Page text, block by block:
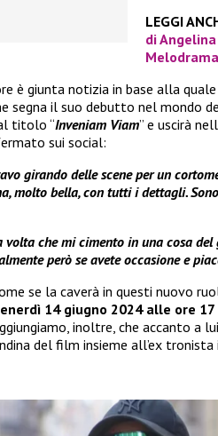
LEGGI
di
è giunta notizia in base alla quale
segna il suo debutto nel mondo
titolo “Inveniam Viam” e uscirà
sui social:
girando delle scene per un
molto bella, con tutti i dettagli.
volta che mi cimento in una cosa
però se avete occasione e
se la caverà in questi nuovo
14 giugno 2024 alle ore
inoltre, che accanto a
del film insieme all’ex